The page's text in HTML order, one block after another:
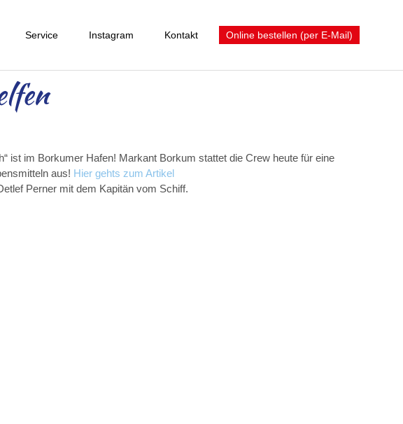
Service Instagram Kontakt Online bestellen (per E-Mail)
ist im Borkumer Hafen! Markant Borkum stattet die Crew heute für eine
aus! Hier gehts zum Artikel
Perner mit dem Kapitän vom Schiff.